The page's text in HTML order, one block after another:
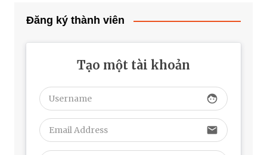
Đăng ký thành viên
Tạo một tài khoản
face
email